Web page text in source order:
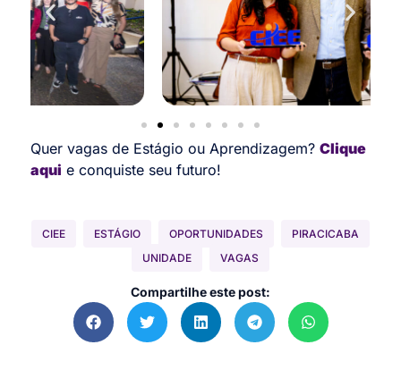
Quer vagas de Estágio ou Aprendizagem? Clique
aqui e conquiste seu futuro!
CIEE ESTÁGIO OPORTUNIDADES
PIRACICABA
UNIDADE
VAGAS
Compartilhe este post: